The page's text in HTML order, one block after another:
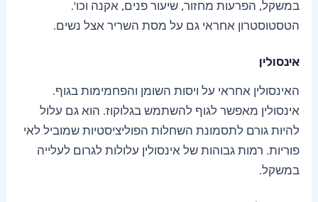
במשקל, הפרעות מחזור, שיעור פנים, אקנה וכו'.
הטסטוסטרון אחראי גם על מסת השריר אצל נשים.
אינסולין
האינסולין אחראי על ויסות השומן והפחמימות בגוף.
אינסולין מאפשר לגוף להשתמש בגלוקוז. הוא גם עלול
להיות גורם לתסמונת השחלות הפוליציסטיות שמוביל לאי
פוריות. רמות גבוהות של אינסולין עלולות לגרום לעלייה
במשקל.